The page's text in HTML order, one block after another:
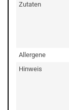
Zutaten
Allergene
Hinweis